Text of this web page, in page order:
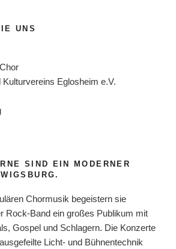
UNS
Eglosheim e.V.
SIND EIN MODERNER
Chormusik begeistern sie
Rock-Band ein großes Publikum mit
Gospel und Schlagern. Die Konzerte
Licht- und Bühnentechnik